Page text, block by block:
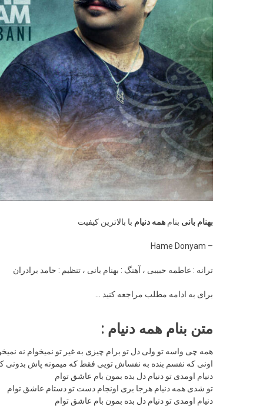
بهنام بانی بنام همه دنیام با بالاترین کیفیت
– Hame Donyam
ترانه : عاطمه حبیبی ، آهنگ : بهنام بانی ، تنظیم : حامد برادران
برای به ادامه مطلب مراجعه کنید …
متن بنام همه دنیام :
همه چی واسه تو ولی دل تو برام چیزی به غیر تو نمیخوام نه
اونی که نفسم بنده به نفساش تویی فقط که میمونه پاش بدونی
دنیام اومدی تو دنیام دل بده بمون بام عاشق توام
تو شدی همه دنیام هرجا بری اونجام دست تو دستام عاشق توام
دنیام اومدی تو دنیام دل بده بمون بام عاشق توام